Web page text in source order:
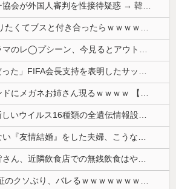
【えｗ】韓国サッカー協会が外国人審判を性接待疑惑 → 韓国ネットに動揺広がる「信じられない」「要求した外国人審判もおかしい」「韓国以外の国にも要求しているのでは」
【悲報】 とにかくヤりたくてブスと付き合ったらｗｗｗｗｗｗｗｗｗｗｗｗｗｗｗ
【放送事故】昔のドラマのレ◯プシーン、今見るとアウトすぎる・・・
海外「W杯は八百長だった」FIFA会長支持を表明したサッカー協会に海外大騒ぎ！（海外の反応）
【朗報画像】レゴランドにメガネお姉さん現るｗｗｗｗ 【Pickup07093028】
【BBC】AI使い全く新しいウイルス16種類の全遺伝情報設計に初成功
【驚愕】性行為をしない『友情結婚』をした夫婦、こうなる⇒･･･！！！
早稲田大学「学生の皆さん、近隣飲食店での無銭飲食はやめてください」
【悲報】 マイナ保険証のクソぶり、バレるｗｗｗｗｗｗｗｗｗ